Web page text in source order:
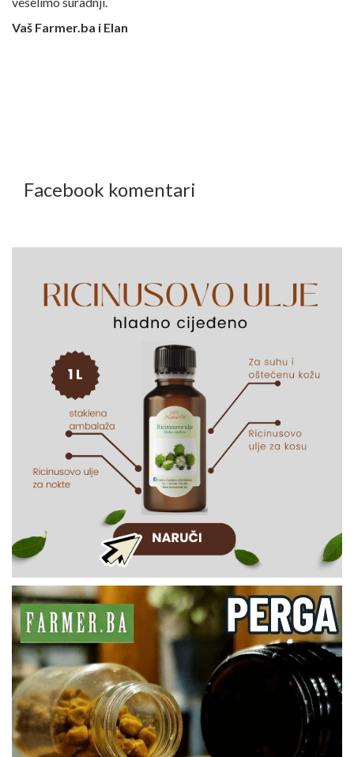
Vaš Farmer.ba i Elan
Facebook komentari